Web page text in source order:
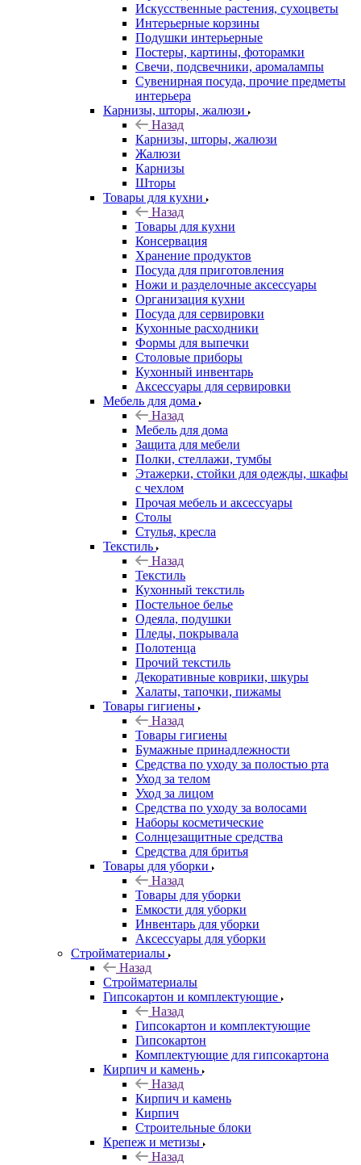
Искусственные растения, сухоцветы
Интерьерные корзины
Подушки интерьерные
Постеры, картины, фоторамки
Свечи, подсвечники, аромалампы
Сувенирная посуда, прочие предметы
интерьера
Карнизы, шторы, жалюзи
Назад
Карнизы, шторы, жалюзи
Жалюзи
Карнизы
Шторы
Товары для кухни
Назад
Товары для кухни
Консервация
Хранение продуктов
Посуда для приготовления
Ножи и разделочные аксессуары
Организация кухни
Посуда для сервировки
Кухонные расходники
Формы для выпечки
Столовые приборы
Кухонный инвентарь
Аксессуары для сервировки
Мебель для дома
Назад
Мебель для дома
Защита для мебели
Полки, стеллажи, тумбы
Этажерки, стойки для одежды, шкафы
с чехлом
Прочая мебель и аксессуары
Столы
Стулья, кресла
Текстиль
Назад
Текстиль
Кухонный текстиль
Постельное белье
Одеяла, подушки
Пледы, покрывала
Полотенца
Прочий текстиль
Декоративные коврики, шкуры
Халаты, тапочки, пижамы
Товары гигиены
Назад
Товары гигиены
Бумажные принадлежности
Средства по уходу за полостью рта
Уход за телом
Уход за лицом
Средства по уходу за волосами
Наборы косметические
Солнцезащитные средства
Средства для бритья
Товары для уборки
Назад
Товары для уборки
Емкости для уборки
Инвентарь для уборки
Аксессуары для уборки
Стройматериалы
Назад
Стройматериалы
Гипсокартон и комплектующие
Назад
Гипсокартон и комплектующие
Гипсокартон
Комплектующие для гипсокартона
Кирпич и камень
Назад
Кирпич и камень
Кирпич
Строительные блоки
Крепеж и метизы
Назад